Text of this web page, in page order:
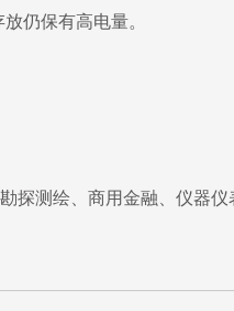
仍保有高电量。
探测绘、商用金融、仪器仪